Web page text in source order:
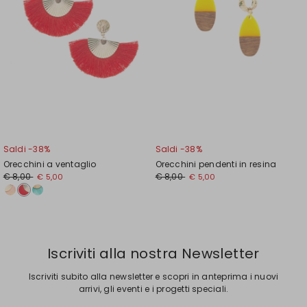
Saldi -38%
Orecchini a ventaglio
Prezzo
originale
€
€ 8,00 Nuovo
prezzo
€
€ 5,00
Saldi -38%
Orecchini pendenti in resina
Prezzo
originale
€ 8,00 Nuovo
prezzo
€ 5,00
Iscriviti alla nostra Newsletter
Iscriviti subito alla newsletter e scopri in anteprima i nuovi
arrivi, gli eventi e i progetti speciali.